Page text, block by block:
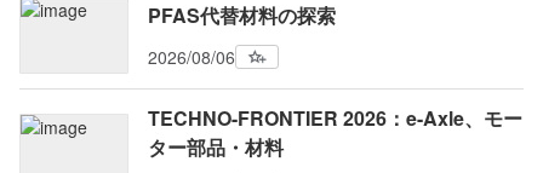
PFAS代替材料の探索
2026/08/06
TECHNO-FRONTIER 2026：e-Axle、モー
ター部品・材料